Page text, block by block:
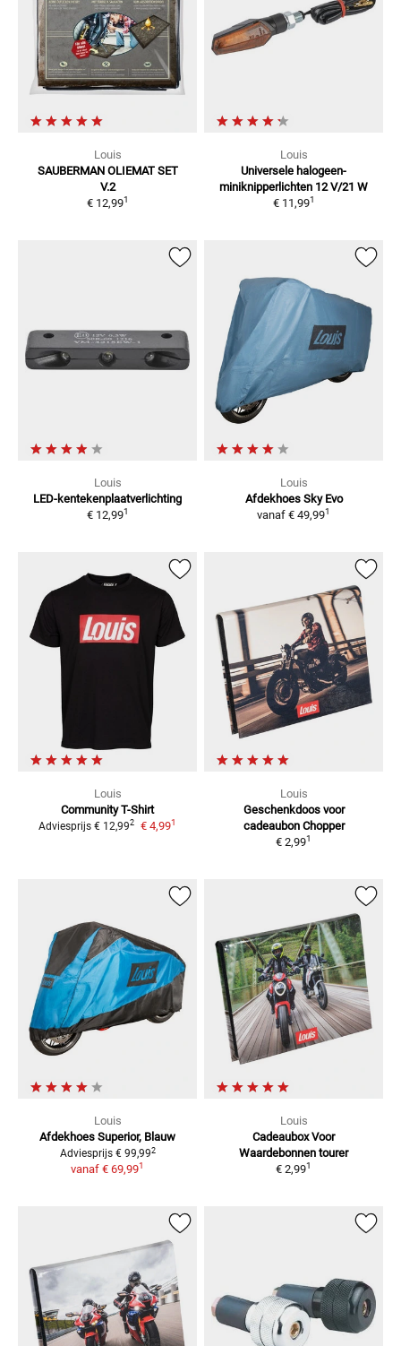
Louis
SAUBERMAN OLIEMAT SET
V.2
€ 12,991
Louis
Universele halogeen-
miniknipperlichten 12 V/21 W
€ 11,991
Louis
LED-kentekenplaatverlichting
€ 12,991
Louis
Afdekhoes Sky Evo
vanaf € 49,991
Louis
Community T-Shirt
Adviesprijs € 12,992 € 4,991
Louis
Geschenkdoos voor
cadeaubon Chopper
€ 2,991
Louis
Afdekhoes Superior, Blauw
Adviesprijs € 99,992
vanaf € 69,991
Louis
Cadeaubox Voor
Waardebonnen tourer
€ 2,991